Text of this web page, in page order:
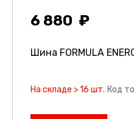
6 880
Шина FORMULA
На складе > 16 шт. Код